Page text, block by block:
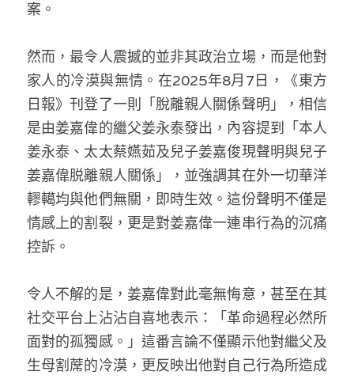
羅浚軒專欄
溫志倫專欄
汪明欣專欄
張美雄專欄
莊豪鋒專欄
香港科技專上書院｜專欄
案。
然而，最令人震撼的並非其政治立場，而是他對
家人的冷漠與無情。在2025年8月7日，《東方
日報》刊登了一則「脫離親人關係聲明」，相信
是由姜嘉偉的繼父姜永泰發出，內容提到「本人
姜永泰、太太蔡嬿茹及兒子姜嘉俊現聲明與兒子
姜嘉偉脱離親人關係」，並強調其在外一切華洋
轇轕均與他們無關，即時生效。這份聲明不僅是
情感上的割裂，更是對姜嘉偉一連串行為的沉痛
控訴。
令人不解的是，姜嘉偉對此毫無悔意，甚至在其
社交平台上沾沾自喜地表示：「革命過程必然所
面對的孤獨感。」這番言論不僅顯示他對繼父及
生母割蓆的冷漠，更反映出他對自己行為所造成